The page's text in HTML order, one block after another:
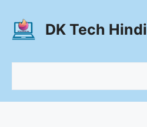
content
DK Tech Hindi